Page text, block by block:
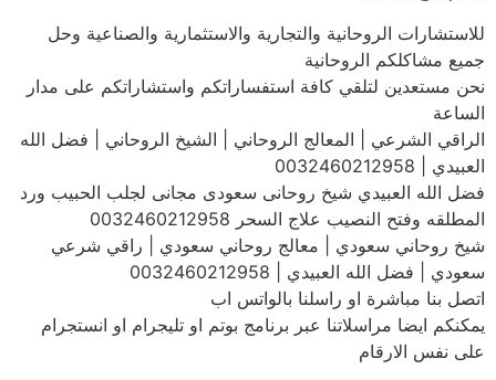
للاستشارات الروحانية والتجارية والاستثمارية والصناعية وحل
جميع مشاكلكم الروحانية
نحن مستعدين لتلقي كافة استفساراتكم واستشاراتكم على مدار
الساعة
الراقي الشرعي | المعالج الروحاني | الشيخ الروحاني | فضل الله
العبيدي | 0032460212958
فضل الله العبيدي شيخ روحانى سعودى مجانى لجلب الحبيب ورد
المطلقه وفتح النصيب علاج السحر 0032460212958
شيخ روحاني سعودي | معالج روحاني سعودي | راقي شرعي
سعودي | فضل الله العبيدي | 0032460212958
اتصل بنا مباشرة او راسلنا بالواتس اب
يمكنكم ايضا مراسلاتنا عبر برنامج بوتم او تليجرام او انستجرام
على نفس الارقام